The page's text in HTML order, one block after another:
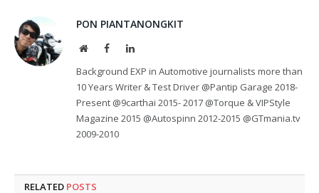
PON PIANTANONGKIT
WebsiteFacebookLinkedIn
Background EXP in Automotive journalists more than
10 Years Writer & Test Driver @Pantip Garage 2018-
Present @9carthai 2015- 2017 @Torque & VIPStyle
Magazine 2015 @Autospinn 2012-2015 @GTmania.tv
2009-2010
RELATED POSTS